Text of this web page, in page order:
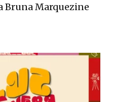
Bruna Marquezine